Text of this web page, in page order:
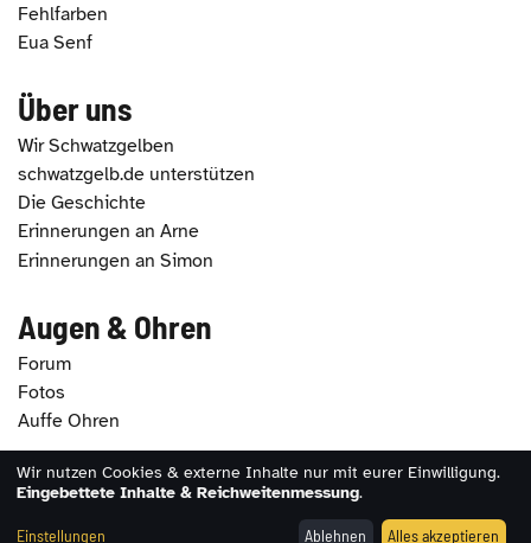
Fehlfarben
Eua Senf
Über uns
Wir Schwatzgelben
schwatzgelb.de unterstützen
Die Geschichte
Erinnerungen an Arne
Erinnerungen an Simon
Augen & Ohren
Forum
Fotos
Auffe Ohren
2026 - schwatzgelb.de |Impressum|Datenschutz
Cookie-Einstellungen
Wir nutzen Cookies & externe Inhalte nur mit eurer Einwilligung.
Eingebettete Inhalte & Reichweitenmessung.
Einstellungen Ablehnen Alles akzeptieren